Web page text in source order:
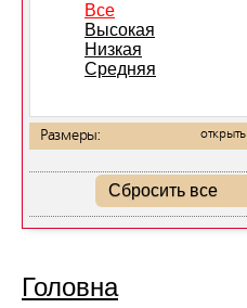
Все
Высокая
Низкая
Средняя
Размеры: открыть
Сбросить все
Головна